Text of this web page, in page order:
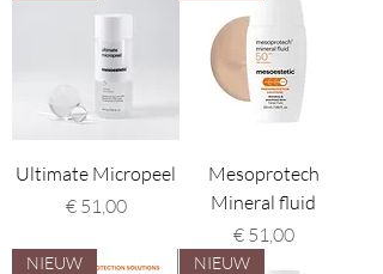
Ultimate Micropeel
Prijs
€ 51,00
Mesoprotech
Mineral fluid
Prijs
€ 51,00
NIEUW NIEUW